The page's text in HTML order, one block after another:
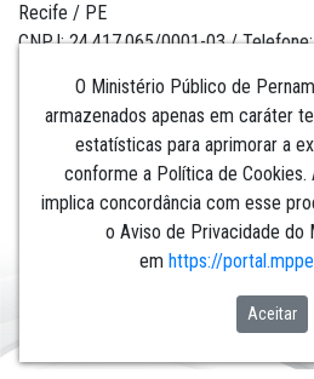
O Ministério Público de
armazenados apenas em caráter
estatísticas para aprimorar a
conforme a Política de Cookies.
implica concordância com esse
o Aviso de Privacidade do
em https://
Aceitar
Recife / PE
CNPJ: 24.417.065/0001-03 /
Institucional
Comunicação